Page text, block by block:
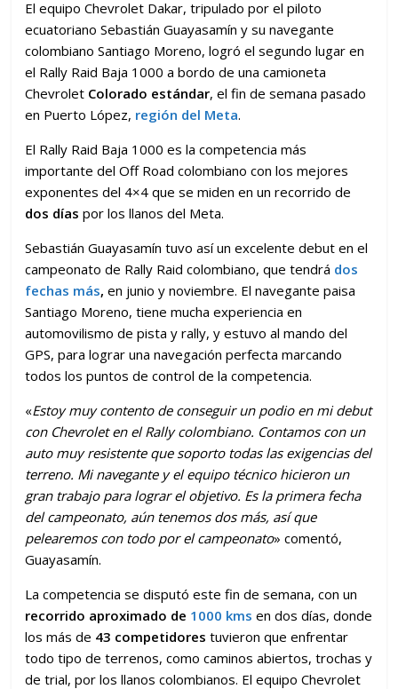
El equipo Chevrolet Dakar, tripulado por el piloto
ecuatoriano Sebastián Guayasamín y su navegante
colombiano Santiago Moreno, logró el segundo lugar en
el Rally Raid Baja 1000 a bordo de una camioneta
Chevrolet Colorado estándar, el fin de semana pasado
en Puerto López, región del Meta.
El Rally Raid Baja 1000 es la competencia más
importante del Off Road colombiano con los mejores
exponentes del 4×4 que se miden en un recorrido de
dos días por los llanos del Meta.
Sebastián Guayasamín tuvo así un excelente debut en el
campeonato de Rally Raid colombiano, que tendrá dos
fechas más,en junio y noviembre. El navegante paisa
Santiago Moreno, tiene mucha experiencia en
automovilismo de pista y rally, y estuvo al mando del
GPS, para lograr una navegación perfecta marcando
todos los puntos de control de la competencia.
«Estoy muy contento de conseguir un podio en mi debut
con Chevrolet en el Rally colombiano. Contamos con un
auto muy resistente que soporto todas las exigencias del
terreno. Mi navegante y el equipo técnico hicieron un
gran trabajo para lograr el objetivo. Es la primera fecha
del campeonato, aún tenemos dos más, así que
pelearemos con todo por el campeonato» comentó,
Guayasamín.
La competencia se disputó este fin de semana, con un
recorrido aproximado de 1000 kms en dos días, donde
los más de 43 competidores tuvieron que enfrentar
todo tipo de terrenos, como caminos abiertos, trochas y
de trial, por los llanos colombianos. El equipo Chevrolet